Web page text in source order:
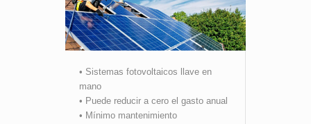
• Sistemas fotovoltaicos llave en
mano
• Puede reducir a cero el gasto anual
• Mínimo mantenimiento